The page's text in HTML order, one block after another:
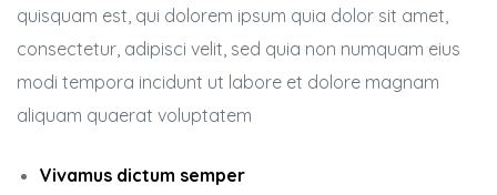
quisquam est, qui dolorem ipsum quia dolor sit amet,
consectetur, adipisci velit, sed quia non numquam eius
modi tempora incidunt ut labore et dolore magnam
aliquam quaerat voluptatem
Vivamus dictum semper